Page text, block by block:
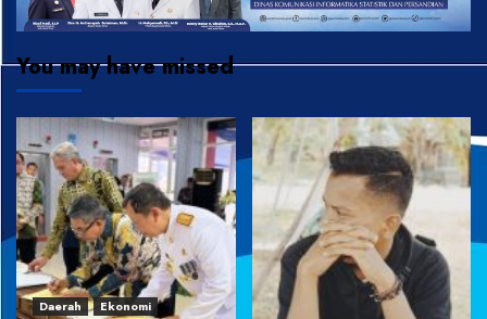
You may have missed
Daerah
Ekonomi